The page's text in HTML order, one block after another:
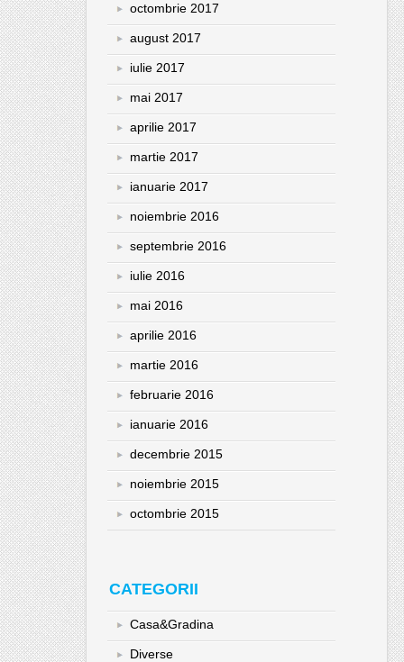
octombrie 2017
august 2017
iulie 2017
mai 2017
aprilie 2017
martie 2017
ianuarie 2017
noiembrie 2016
septembrie 2016
iulie 2016
mai 2016
aprilie 2016
martie 2016
februarie 2016
ianuarie 2016
decembrie 2015
noiembrie 2015
octombrie 2015
CATEGORII
Casa&Gradina
Diverse